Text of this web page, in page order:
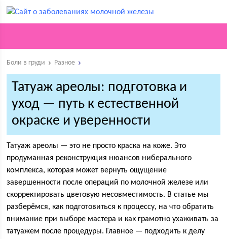
Боли в груди Разное
Татуаж ареолы: подготовка и
уход — путь к естественной
окраске и уверенности
Татуаж ареолы — это не просто краска на коже. Это
продуманная реконструкция нюансов ниберального
комплекса, которая может вернуть ощущение
завершенности после операций по молочной железе или
скорректировать цветовую несовместимость. В статье мы
разберёмся, как подготовиться к процессу, на что обратить
внимание при выборе мастера и как грамотно ухаживать за
татуажем после процедуры. Главное — подходить к делу